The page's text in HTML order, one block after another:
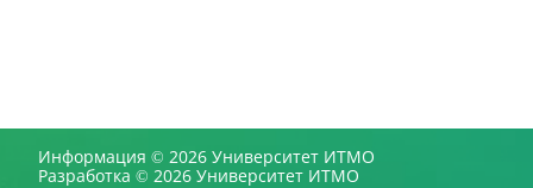
Информация © 2026 Университет ИТМО
Разработка © 2026 Университет ИТМО